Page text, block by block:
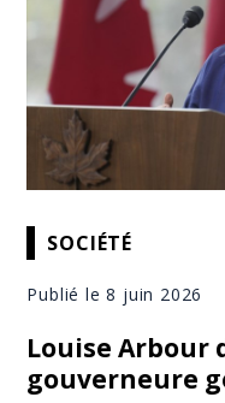
SOCIÉTÉ
Publié le 8 juin 2026
Louise Arbour
gouverneure